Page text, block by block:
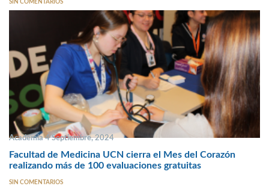
SIN COMENTARIOS
Academia 4 Septiembre, 2024
Facultad de Medicina UCN cierra el Mes del Corazón
realizando más de 100 evaluaciones gratuitas
SIN COMENTARIOS